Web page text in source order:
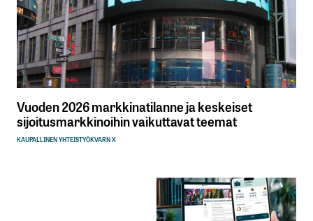
Vuoden 2026 markkinatilanne ja keskeiset
sijoitusmarkkinoihin vaikuttavat teemat
KAUPALLINEN YHTEISTYÖKVARN X